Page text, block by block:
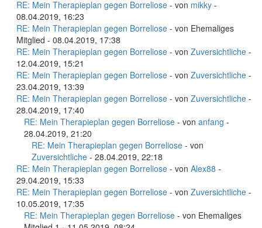
RE: Mein Therapieplan gegen Borreliose - von mikky -
08.04.2019, 16:23
RE: Mein Therapieplan gegen Borreliose - von Ehemaliges
Mitglied - 08.04.2019, 17:38
RE: Mein Therapieplan gegen Borreliose - von Zuversichtliche -
12.04.2019, 15:21
RE: Mein Therapieplan gegen Borreliose - von Zuversichtliche -
23.04.2019, 13:39
RE: Mein Therapieplan gegen Borreliose - von Zuversichtliche -
28.04.2019, 17:40
RE: Mein Therapieplan gegen Borreliose - von anfang -
28.04.2019, 21:20
RE: Mein Therapieplan gegen Borreliose - von
Zuversichtliche - 28.04.2019, 22:18
RE: Mein Therapieplan gegen Borreliose - von Alex88 -
29.04.2019, 15:33
RE: Mein Therapieplan gegen Borreliose - von Zuversichtliche -
10.05.2019, 17:35
RE: Mein Therapieplan gegen Borreliose - von Ehemaliges